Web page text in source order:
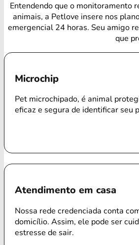
Entendendo que o monitoramento
animais, a Petlove insere nos
emergencial 24 horas. Seu amigo
que
Microchip
Pet microchipado, é animal
eficaz e segura de identificar seu
Atendimento em casa
Nossa rede credenciada conta
domicílio. Assim, ele pode ser
estresse de sair.